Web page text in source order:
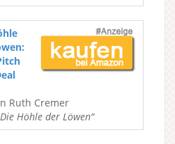
Ruth Cremer
Höhle der Löwen“